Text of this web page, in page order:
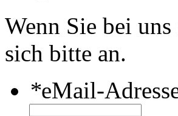
Wenn Sie bei
sich bitte an.
*eMail-